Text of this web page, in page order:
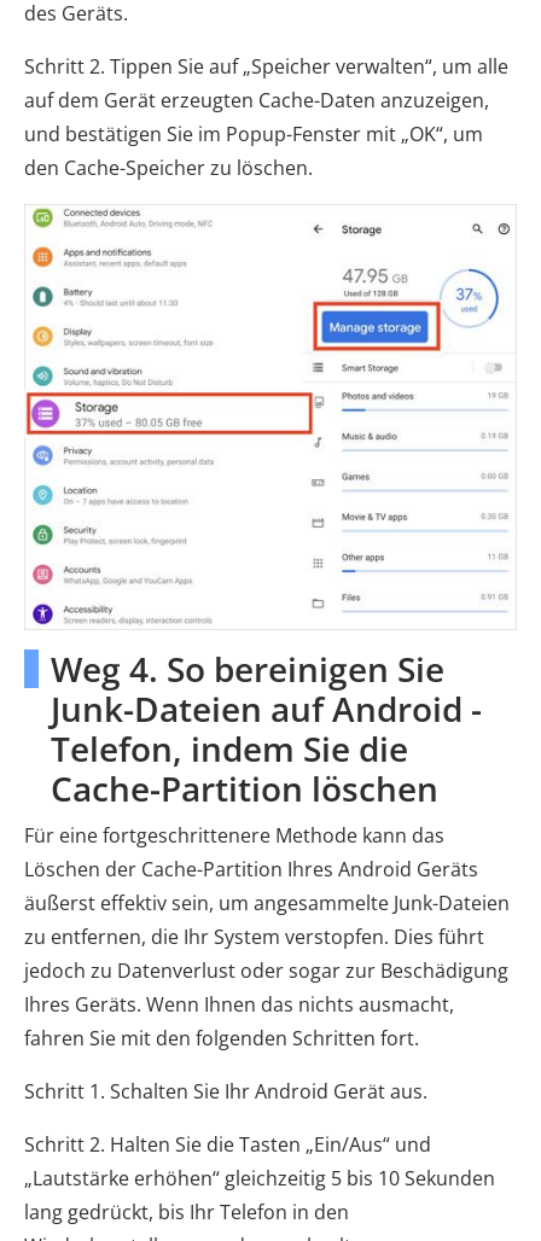
des Geräts.
Schritt 2. Tippen Sie auf „Speicher verwalten“, um alle
auf dem Gerät erzeugten Cache-Daten anzuzeigen,
und bestätigen Sie im Popup-Fenster mit „OK“, um
den Cache-Speicher zu löschen.
Weg 4. So bereinigen Sie
Junk-Dateien auf Android -
Telefon, indem Sie die
Cache-Partition löschen
Für eine fortgeschrittenere Methode kann das
Löschen der Cache-Partition Ihres Android Geräts
äußerst effektiv sein, um angesammelte Junk-Dateien
zu entfernen, die Ihr System verstopfen. Dies führt
jedoch zu Datenverlust oder sogar zur Beschädigung
Ihres Geräts. Wenn Ihnen das nichts ausmacht,
fahren Sie mit den folgenden Schritten fort.
Schritt 1. Schalten Sie Ihr Android Gerät aus.
Schritt 2. Halten Sie die Tasten „Ein/Aus“ und
„Lautstärke erhöhen“ gleichzeitig 5 bis 10 Sekunden
lang gedrückt, bis Ihr Telefon in den